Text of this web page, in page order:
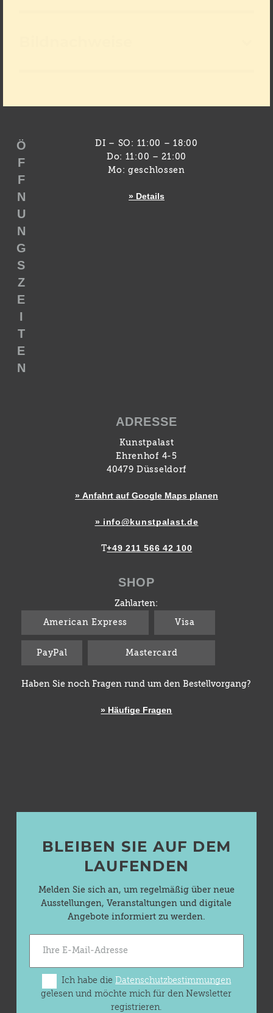
Ö
F
F
N
U
N
G
S
Z
E
I
T
E
N
DI – SO: 11:00 – 18:00
Do: 11:00 – 21:00
Mo: geschlossen
» Details
ADRESSE
Kunstpalast
Ehrenhof 4-5
40479 Düsseldorf
» Anfahrt auf Google Maps planen
» info@kunstpalast.de
T+49 211 566 42 100
SHOP
Zahlarten:
American Express Visa
PayPal Mastercard
Haben Sie noch Fragen rund um den Bestellvorgang?
» Häufige Fragen
BLEIBEN SIE AUF DEM
LAUFENDEN
Melden Sie sich an, um regelmäßig über neue
Ausstellungen, Veranstaltungen und digitale
Angebote informiert zu werden.
Ich habe dieDatenschutzbestimmungen
gelesen und möchte mich für den Newsletter
registrieren.